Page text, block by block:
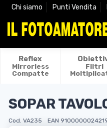
Chi siamo Punti Vendita
Reflex
Mirrorless
Compatte
Filtri
SOPAR
Cod. VA235 EAN